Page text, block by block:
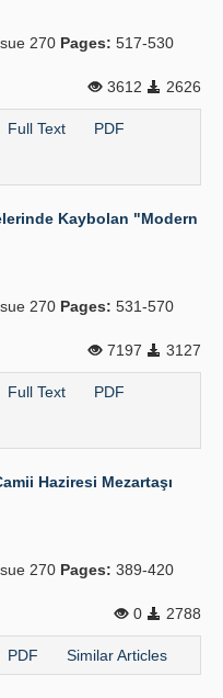
270 Pages: 517-530
3612
2626
Full Text PDF
Kaybolan "Modern
270 Pages: 531-570
7197
3127
Full Text PDF
Haziresi Mezartaşı
270 Pages: 389-420
0
2788
PDF Similar Articles